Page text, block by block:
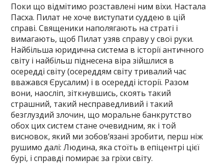
Поки що відмітимо розставлені ним віхи. Настала
Пасха. Пилат не хоче виступати суддею в цій
справі. Священики наполягають на страті і
вимагають, щоб Пилат узяв справу у свої руки.
Найбільша юридична система в історії античного
світу і найбільш піднесена віра зійшлися в
осередді світу (осереддям світу тривалий час
вважався Єрусалим) і в осередді історії. Разом
вони, наосліп, зіткнувшись, скоять такий
страшний, такий несправедливий і такий
безглуздий злочин, що моральне банкрутство
обох цих систем стане очевидним, як і той
висновок, який ми зобов’язані зробити, перш ніж
рушимо далі: Людина, яка стоїть в епіцентрі цієї
бурі, і справді помирає за гріхи світу.